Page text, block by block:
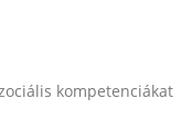
kompetenciákat